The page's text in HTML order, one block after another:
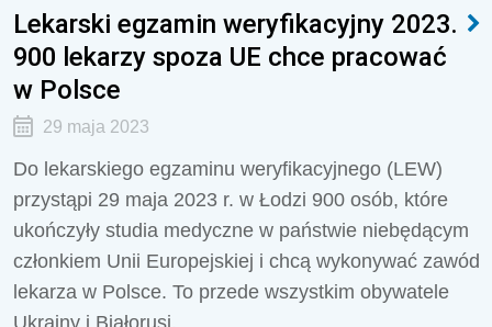
Lekarski egzamin weryfikacyjny 2023.
900 lekarzy spoza UE chce pracować
w Polsce
29 maja 2023
Do lekarskiego egzaminu weryfikacyjnego (LEW)
przystąpi 29 maja 2023 r. w Łodzi 900 osób, które
ukończyły studia medyczne w państwie niebędącym
członkiem Unii Europejskiej i chcą wykonywać zawód
lekarza w Polsce. To przede wszystkim obywatele
Ukrainy i Białorusi.